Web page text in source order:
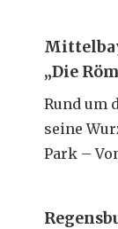
„Die
Rund um
seine
Park –